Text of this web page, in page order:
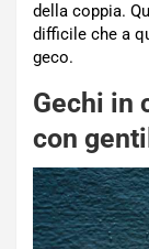
della coppia.
difficile che a
geco.
Gechi in
con